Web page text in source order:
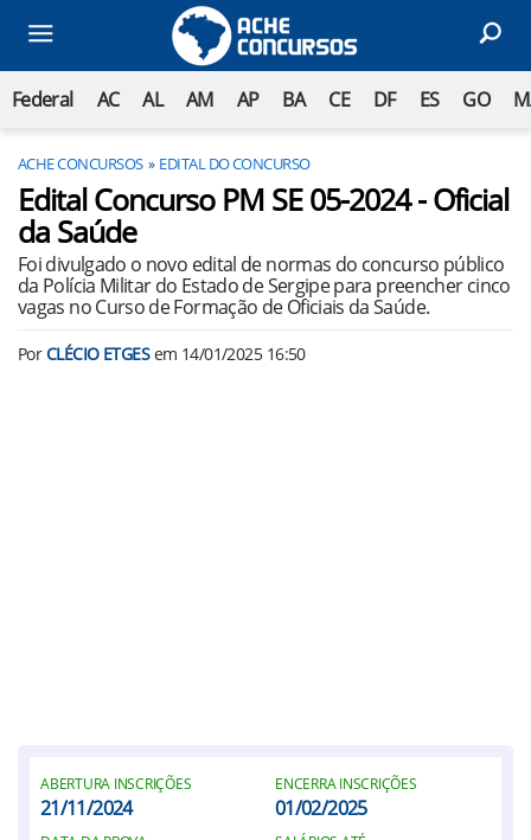
Federal AC AL AM AP BA CE DF ES GO
ACHE CONCURSOS EDITAL DO CONCURSO
Edital Concurso PM SE 05-2024 - Oficial
da Saúde
Foi divulgado o novo edital de normas do concurso público
da Polícia Militar do Estado de Sergipe para preencher cinco
vagas no Curso de Formação de Oficiais da Saúde.
PorCLÉCIO ETGESem 14/01/2025 16:50
ABERTURA INSCRIÇÕES
21/11/2024
ENCERRA INSCRIÇÕES
01/02/2025